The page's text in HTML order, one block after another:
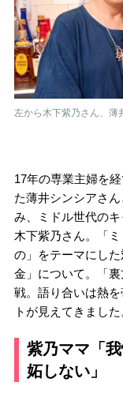
左から木下紫乃さん、薄
17年の専業主婦を
た薄井シンシアさ
み、ミドル世代の
木下紫乃さん。「
の」をテーマにし
金」について。「
戦。語り合いは熱
トが見えてきました
紫乃ママ「
妬しない」